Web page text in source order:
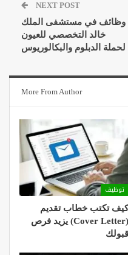
NEXT POST
وظائف في مستشفى الملك
خالد التخصصي للعيون
لحملة الدبلوم والبكالوريوس
More From Author
توظيف
كيف تكتب خطاب تقديم
(Cover Letter) يزيد فرص
قبولك